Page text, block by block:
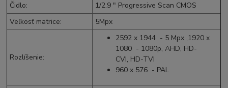
Čidlo:
1/2.9 " Progressive Scan CMOS
Veľkosť matrice: 5Mpx
Rozlíšenie:
2592 x 1944 - 5 Mpx ,1920 x
1080 - 1080p,AHD, HD-
CVI, HD-TVI
960 x 576 - PAL